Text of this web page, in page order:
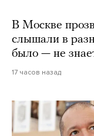
В Москве
слышали в
было — не
17 часов назад